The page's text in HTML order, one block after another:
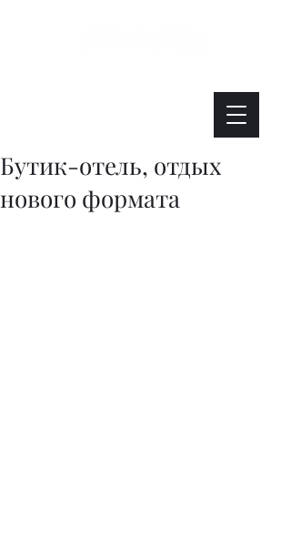
Бутик-отель, отдых
нового формата